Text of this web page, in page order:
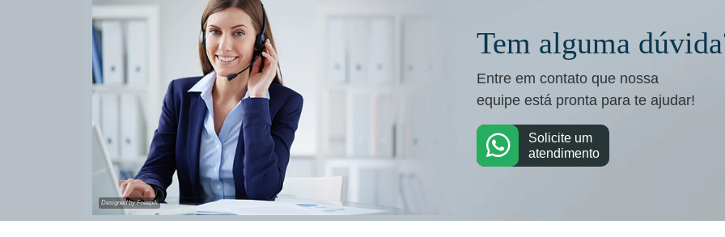
Tem alguma
Entre em contato que nossa
equipe está pronta para te ajudar!
Solicite um
atendimento